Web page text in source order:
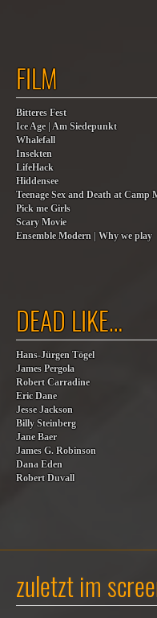
FILM
Bitteres Fest
Ice Age | Am Siedepunkt
Whalefall
Insekten
LifeHack
Hiddensee
Teenage Sex and Death at Camp
Pick me Girls
Scary Movie
Ensemble Modern | Why we play
DEAD LIKE…
Hans-Jürgen Tögel
James Pergola
Robert Carradine
Eric Dane
Jesse Jackson
Billy Steinberg
Jane Baer
James G. Robinson
Dana Eden
Robert Duvall
zuletzt im